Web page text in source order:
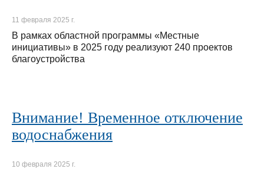
11 февраля 2025 г.
В рамках областной программы «Местные
инициативы» в 2025 году реализуют 240 проектов
благоустройства
Внимание! Временное отключение
водоснабжения
10 февраля 2025 г.